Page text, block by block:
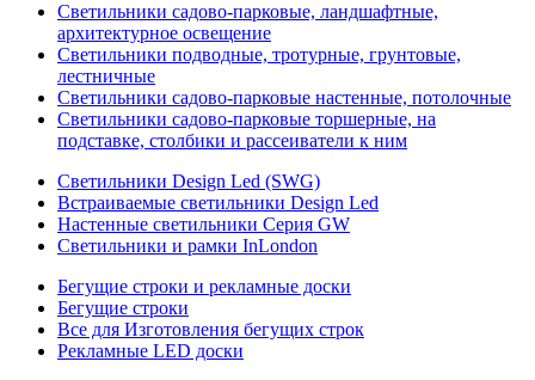
Светильники садово-парковые, ландшафтные,
архитектурное освещение
Светильники подводные, тротурные, грунтовые,
лестничные
Светильники садово-парковые настенные, потолочные
Светильники садово-парковые торшерные, на
подставке, столбики и рассеиватели к ним
Светильники Design Led (SWG)
Встраиваемые светильники Design Led
Настенные светильники Серия GW
Светильники и рамки InLondon
Бегущие строки и рекламные доски
Бегущие строки
Все для Изготовления бегущих строк
Рекламные LED доски